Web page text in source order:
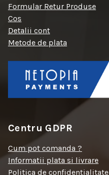
Formular Retur Produse
Cos
Detalii cont
Metode de plata
Centru GDPR
Cum pot comanda ?
Informatii plata si livrare
Politica de confidentialitate